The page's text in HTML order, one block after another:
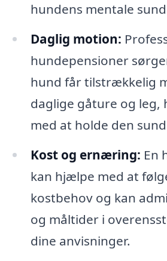
hundens mentale
Daglig motion:
hundepensioner
hund får tilstrækkelig
daglige gåture og
med at holde den
Kost og ernæring: En
kan hjælpe med at
kostbehov og kan
og måltider i
dine anvisninger.